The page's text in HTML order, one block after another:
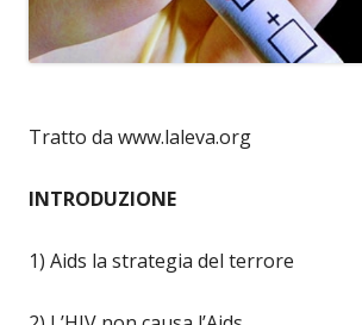
Tratto da www.laleva.org
INTRODUZIONE
1) Aids la strategia del terrore